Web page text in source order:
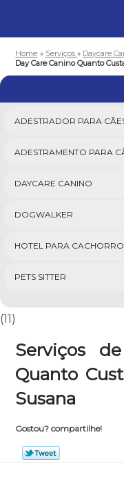
Home » Serviços » Daycare
Day Care Canino Quanto
ADESTRADOR PARA
ADESTRAMENTO PARA
DAYCARE CANINO
DOGWALKER
HOTEL PARA CACHORRO
PETS SITTER
(11)
Serviços
Quanto
Susana
Gostou? compartilhe!